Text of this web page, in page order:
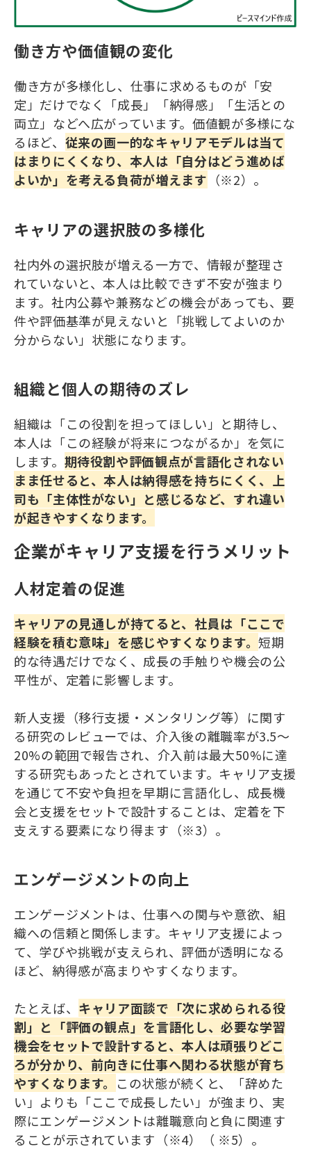
働き方や価値観の変化
働き方が多様化し、仕事に求めるものが「安
定」だけでなく「成長」「納得感」「生活との
両立」などへ広がっています。価値観が多様にな
るほど、 従来の画一的なキャリアモデルは当て
はまりにくくなり、本人は「自分はどう進めば
よいか」を考える負荷が増えます （※2）。
キャリアの選択肢の多様化
社内外の選択肢が増える一方で、情報が整理さ
れていないと、本人は比較できず不安が強まり
ます。社内公募や兼務などの機会があっても、要
件や評価基準が見えないと「挑戦してよいのか
分からない」状態になります。
組織と個人の期待のズレ
組織は「この役割を担ってほしい」と期待し、
本人は「この経験が将来につながるか」を気に
します。 期待役割や評価観点が言語化されない
まま任せると、本人は納得感を持ちにくく、上
司も「主体性がない」と感じるなど、すれ違い
が起きやすくなります。
企業がキャリア支援を行うメリット
人材定着の促進
キャリアの見通しが持てると、社員は「ここで
経験を積む意味」を感じやすくなります。短期
的な待遇だけでなく、成長の手触りや機会の公
平性が、定着に影響します。
新人支援（移行支援・メンタリング等）に関す
る研究のレビューでは、介入後の離職率が3.5〜
20%の範囲で報告され、介入前は最大50%に達
する研究もあったとされています。キャリア支援
を通じて不安や負担を早期に言語化し、成長機
会と支援をセットで設計することは、定着を下
支えする要素になり得ます（※3）。
エンゲージメントの向上
エンゲージメントは、仕事への関与や意欲、組
織への信頼と関係します。キャリア支援によっ
て、学びや挑戦が支えられ、評価が透明になる
ほど、納得感が高まりやすくなります。
たとえば、 キャリア面談で「次に求められる役
割」と「評価の観点」を言語化し、必要な学習
機会をセットで設計すると、本人は頑張りどこ
ろが分かり、前向きに仕事へ関わる状態が育ち
やすくなります。 この状態が続くと、「辞めた
い」よりも「ここで成長したい」が強まり、実
際にエンゲージメントは離職意向と負に関連す
ることが示されています（※4）（ ※5）。